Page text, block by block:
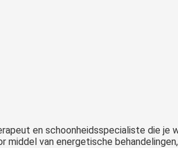
en schoonheidsspecialiste die je
middel van energetische